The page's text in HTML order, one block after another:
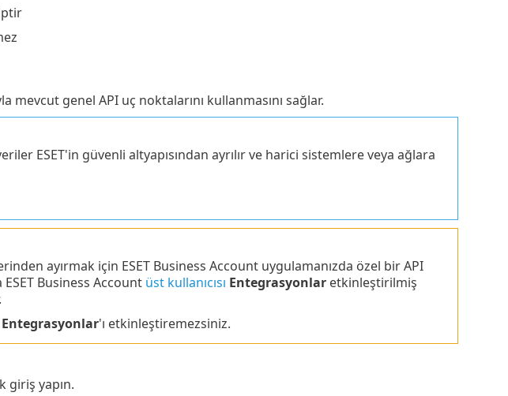
mevcut genel API uç noktalarını kullanmasını sağlar.
ESET'in güvenli altyapısından ayrılır ve harici sistemlere veya ağlara
ayırmak için ESET Business Account uygulamanızda özel bir API
ESET Business Account üst kullanıcısı Entegrasyonlaretkinleştirilmiş
Entegrasyonlar'ı etkinleştiremezsiniz.
giriş yapın.